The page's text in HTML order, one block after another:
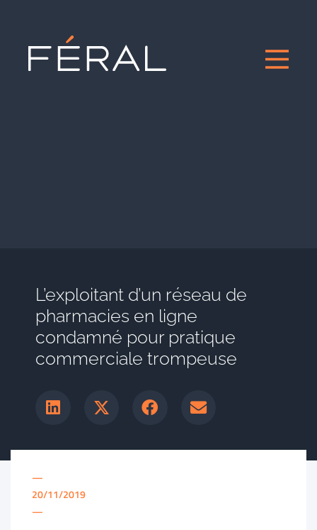
L’exploitant d’un réseau de
pharmacies en ligne
condamné pour pratique
commerciale trompeuse
—
20/11/2019
—